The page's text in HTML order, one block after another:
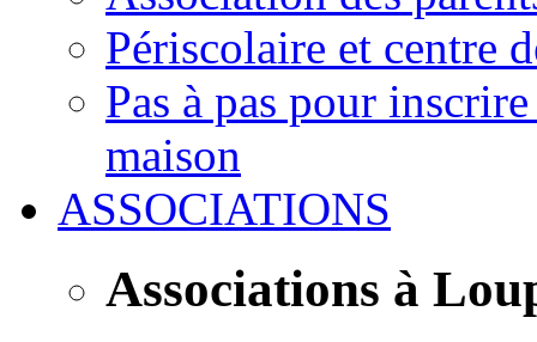
Périscolaire et centre
Pas à pas pour
maison
ASSOCIATIONS
Associations à